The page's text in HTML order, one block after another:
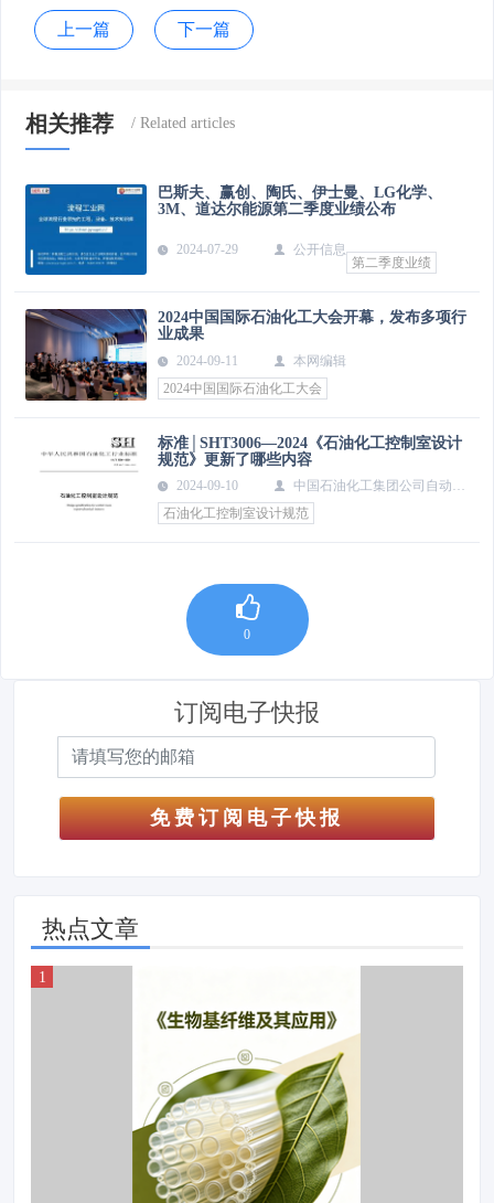
上一篇 下一篇
相关推荐
巴斯夫、赢创、陶氏、伊士曼、LG化学、
3M、道达尔能源第二季度业绩公布
2024-07-29
公开信息
第二季度业绩
2024中国国际石油化工大会开幕，发布多项行
业成果
2024-09-11
本网编辑
2024中国国际石油化工大会
标准│SHT3006—2024《石油化工控制室设计
规范》更新了哪些内容
2024-09-10
中国石油化工集团公司自动控
制设计技术中心站、中石化宁波工程有限公司
石油化工控制室设计规范
0
订阅电子快报
免费订阅电子快报
热点文章